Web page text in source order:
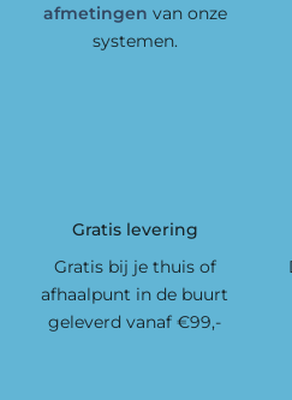
afmetingen van onze
systemen.
Gratis levering
Gratis bij je thuis of
afhaalpunt in de buurt
geleverd vanaf €99,-